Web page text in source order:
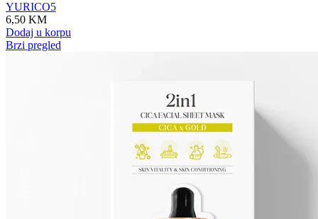
YURICO5
6,50 KM
Dodaj u korpu
Brzi pregled